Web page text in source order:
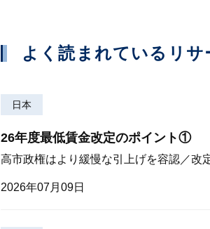
よく読まれているリサ
日本
26年度最低賃金改定のポイント①
高市政権はより緩慢な引上げを容認／改
2026年07月09日